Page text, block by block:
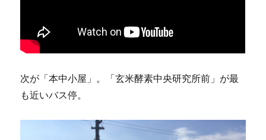
次が「本中小屋」。「玄米酵素中央研究所前」が最
も近いバス停。